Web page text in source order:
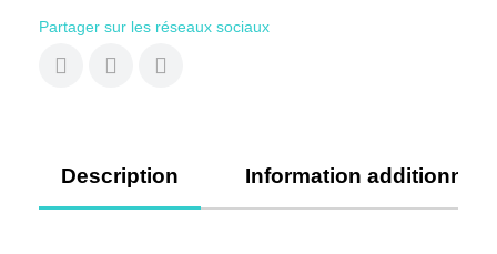
Partager sur les réseaux sociaux
Description Information